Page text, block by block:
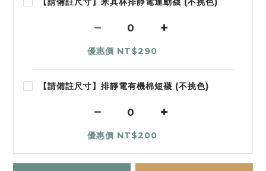
優惠價 NT$290
【請備註尺寸】排靜電有機棉短襪 (不挑色)
優惠價 NT$200